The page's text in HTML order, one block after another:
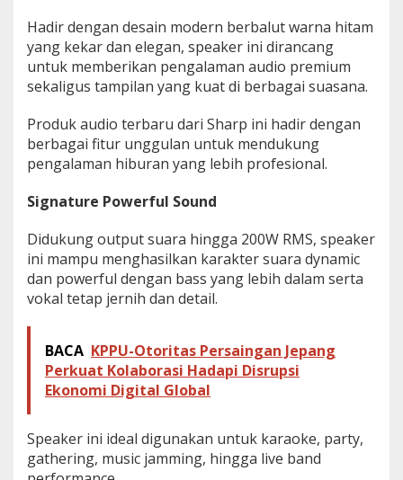
f
r
m
a
c
Hadir dengan desain modern berbalut warna hitam
yang kekar dan elegan, speaker ini dirancang
untuk memberikan pengalaman audio premium
sekaligus tampilan yang kuat di berbagai suasana.
Produk audio terbaru dari Sharp ini hadir dengan
berbagai fitur unggulan untuk mendukung
pengalaman hiburan yang lebih profesional.
Signature Powerful Sound
Didukung output suara hingga 200W RMS, speaker
ini mampu menghasilkan karakter suara dynamic
dan powerful dengan bass yang lebih dalam serta
vokal tetap jernih dan detail.
BACA KPPU-Otoritas Persaingan Jepang
Perkuat Kolaborasi Hadapi Disrupsi
Ekonomi Digital Global
Speaker ini ideal digunakan untuk karaoke, party,
gathering, music jamming, hingga live band